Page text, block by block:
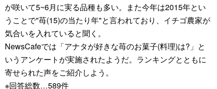
が咲いて5~6月に実る品種も多い。また今年は2015年とい
うことで"苺(15)の当たり年"と言われており、イチゴ農家が
気合いを入れていると聞く。
NewsCafeでは「アナタが好きな苺のお菓子(料理)は?」と
いうアンケートが実施されたようだ。ランキングとともに
寄せられた声をご紹介しよう。
※回答総数…589件